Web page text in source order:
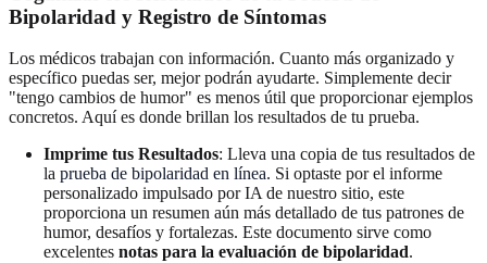
Bipolaridad y Registro de Síntomas
Los médicos trabajan con información. Cuanto más organizado y
específico puedas ser, mejor podrán ayudarte. Simplemente decir
"tengo cambios de humor" es menos útil que proporcionar ejemplos
concretos. Aquí es donde brillan los resultados de tu prueba.
Imprime tus Resultados: Lleva una copia de tus resultados de
la prueba de bipolaridad en línea. Si optaste por el informe
personalizado impulsado por IA de nuestro sitio, este
proporciona un resumen aún más detallado de tus patrones de
humor, desafíos y fortalezas. Este documento sirve como
excelentes notas para la evaluación de bipolaridad.